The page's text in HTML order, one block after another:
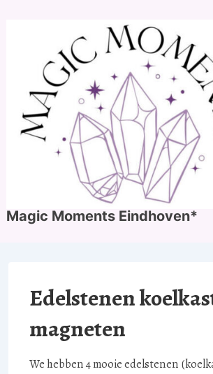
hoofdinhoud
Magic Moments Eindhoven*
Edelstenen
magneten
We hebben 4 mooie edelstenen